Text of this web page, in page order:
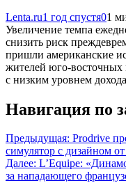
Lenta.ru1 год спустя01
Увеличение темпа
снизить риск
пришли американские
жителей юго-
с низким уровнем
Навигация по
Предыдущая: Prodrive
симулятор с дизайном
Далее: L’Equipe:
за нападающего